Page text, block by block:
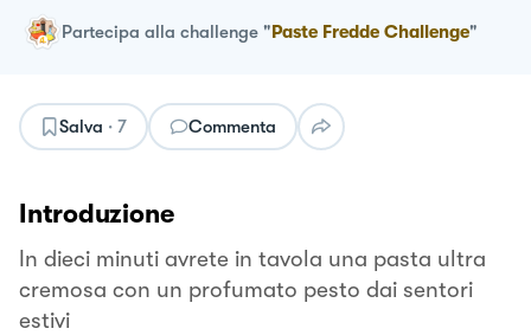
Partecipa alla challenge "Paste Fredde Challenge"
Salva · 7 Commenta
Introduzione
In dieci minuti avrete in tavola una pasta ultra
cremosa con un profumato pesto dai sentori
estivi